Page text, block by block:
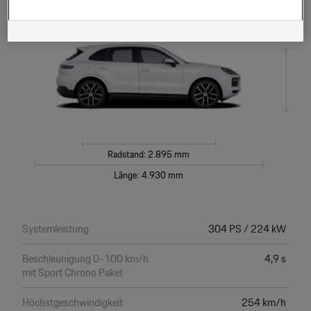
Radstand: 2.895 mm
Länge: 4.930 mm
Systemleistung
304 PS / 224 kW
Beschleunigung 0-100 km/h
mit Sport Chrono Paket
4,9 s
Höchstgeschwindigkeit 254 km/h
Daten, sofern Sie dem explizit zugestimmt („Cookies mit
eines Porsche Betriebs, Porsche Inter Auto GmbH & Co KG, eingesehen